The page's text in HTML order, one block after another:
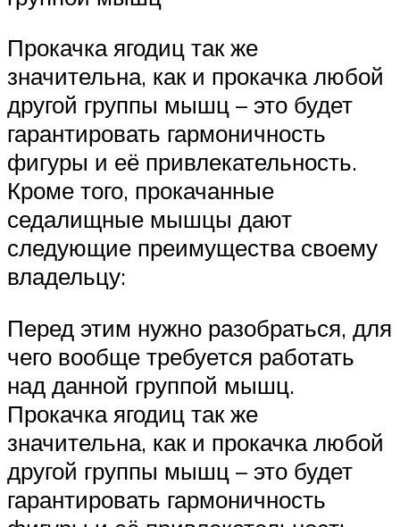
Прокачка ягодиц так же
значительна, как и прокачка любой
другой группы мышц – это будет
гарантировать гармоничность
фигуры и её привлекательность.
Кроме того, прокачанные
седалищные мышцы дают
следующие преимущества своему
владельцу:
Перед этим нужно разобраться, для
чего вообще требуется работать
над данной группой мышц.
Прокачка ягодиц так же
значительна, как и прокачка любой
другой группы мышц – это будет
гарантировать гармоничность